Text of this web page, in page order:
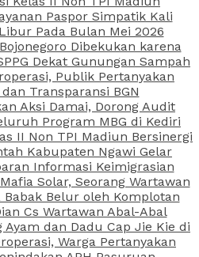
Paspor Simpatik Kali
Pada Bulan Mei 2026
Dibekukan karena
Dekat Gunungan Sampah
Publik Pertanyakan
Transparansi BGN
Aksi Damai, Dorong Audit
Program MBG di Kediri
II Non TPI Madiun Bersinergi
Kabupaten Ngawi Gelar
Informasi Keimigrasian
Solar, Seorang Wartawan
Babak Belur oleh Komplotan
Cs Wartawan Abal-Abal
dan Dadu Cap Jie Kie di
Warga Pertanyakan